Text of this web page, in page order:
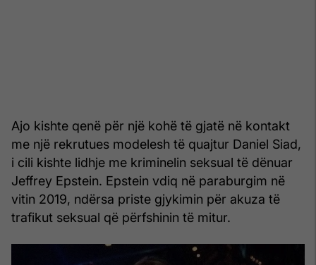
Ajo kishte qenë për një kohë të gjatë në kontakt
me një rekrutues modelesh të quajtur Daniel Siad,
i cili kishte lidhje me kriminelin seksual të dënuar
Jeffrey Epstein. Epstein vdiq në paraburgim në
vitin 2019, ndërsa priste gjykimin për akuza të
trafikut seksual që përfshinin të mitur.